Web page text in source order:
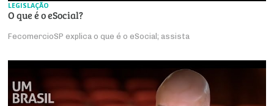
LEGISLAÇÃO
O que é o eSocial?
FecomercioSP explica o que é o eSocial; assista